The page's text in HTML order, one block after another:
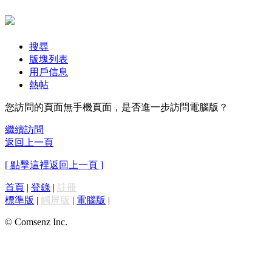
搜尋
版塊列表
用戶信息
熱帖
您訪問的頁面無手機頁面，是否進一步訪問電腦版？
繼續訪問
返回上一頁
[ 點擊這裡返回上一頁 ]
首頁 | 登錄 | 註冊
標準版 | 觸屏版 | 電腦版 |
© Comsenz Inc.